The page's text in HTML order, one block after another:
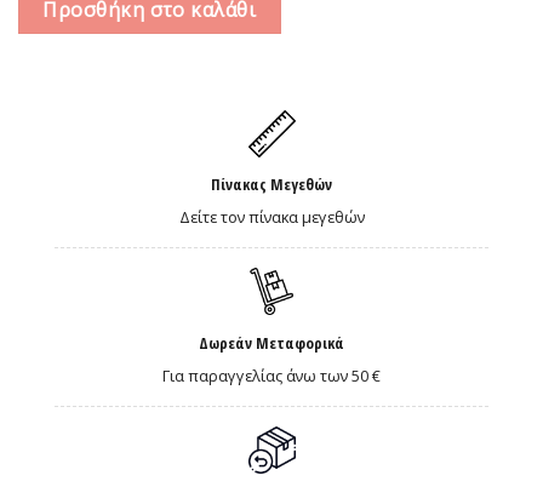
Προσθήκη στο καλάθι
Πίνακας Μεγεθών
Δείτε τον πίνακα μεγεθών
Δωρεάν Μεταφορικά
Για παραγγελίας άνω των 50 €